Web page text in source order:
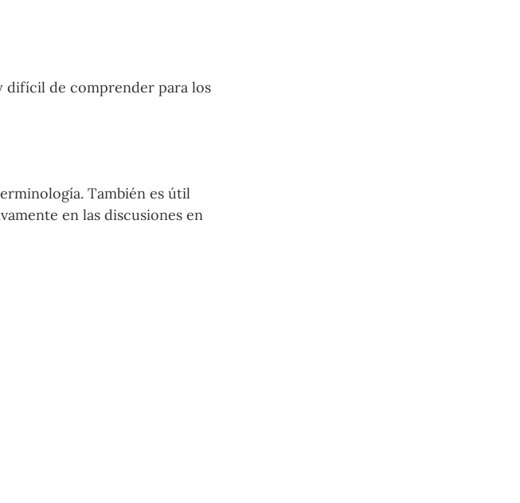
difícil de comprender para los
También es útil
en las discusiones en